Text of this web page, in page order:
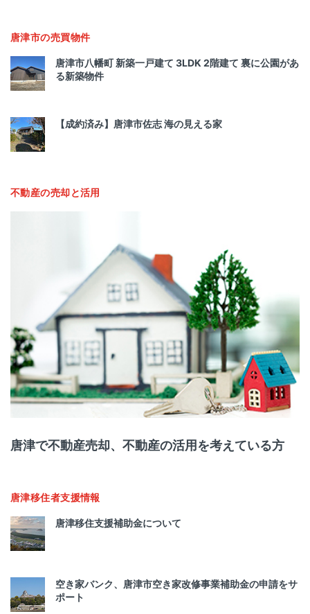
唐津市の売買物件
唐津市八幡町 新築一戸建て 3LDK 2階建て 裏に公園があ
る新築物件
【成約済み】唐津市佐志 海の見える家
不動産の売却と活用
唐津で不動産売却、不動産の活用を考えている方
唐津移住者支援情報
唐津移住支援補助金について
空き家バンク、唐津市空き家改修事業補助金の申請をサ
ポート